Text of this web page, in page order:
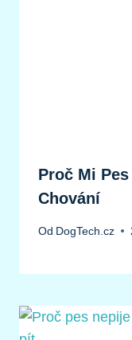
Proč Mi
Chování
Od DogTech.cz